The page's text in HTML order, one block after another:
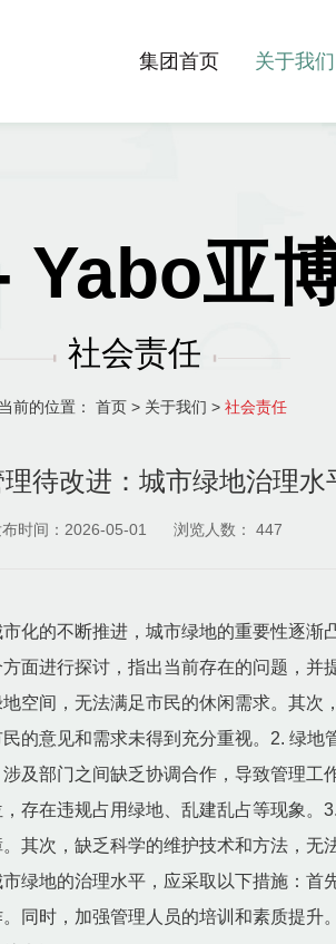
集团首页 关于我们
Yabo亚
社会责任
前的位置： 首页 > 关于我们 > 社会责任
待改进：城市绿地治理水
布时间：2026-05-01 浏览人数： 447
化的不断推进，城市绿地的重要性逐
面进行探讨，指出当前存在的问题，并
空间，无法满足市民的休闲需求。其
的意见和需求未得到充分重视。2. 绿地
及部门之间缺乏协调合作，导致管理工
存在违规占用绿地、乱建乱占等现象。3.
其次，缺乏科学的维护技术和方法，
绿地的治理水平，应采取以下措施：首
同时，加强管理人员的培训和素质提升